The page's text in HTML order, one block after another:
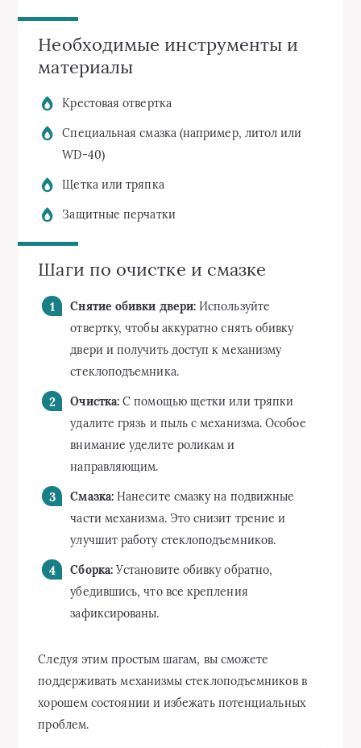
Необходимые инструменты и
материалы
Крестовая отвертка
Специальная смазка (например, литол или
WD-40)
Щетка или тряпка
Защитные перчатки
Шаги по очистке и смазке
Снятие обивки двери: Используйте
отвертку, чтобы аккуратно снять обивку
двери и получить доступ к механизму
стеклоподъемника.
Очистка: С помощью щетки или тряпки
удалите грязь и пыль с механизма. Особое
внимание уделите роликам и
направляющим.
Смазка:Нанесите смазку на подвижные
части механизма. Это снизит трение и
улучшит работу стеклоподъемников.
Сборка:Установите обивку обратно,
убедившись, что все крепления
зафиксированы.
Следуя этим простым шагам, вы сможете
поддерживать механизмы стеклоподъемников в
хорошем состоянии и избежать потенциальных
проблем.